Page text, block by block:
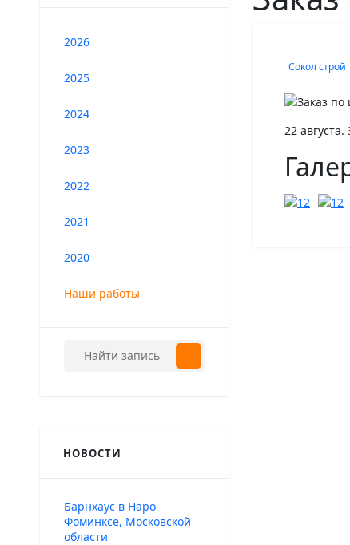
Сокол строй
22
2026
2025
2024
2023
2022
2021
2020
Наши работы
НОВОСТИ
Барнхаус в Наро-
Фоминксе, Московской
области